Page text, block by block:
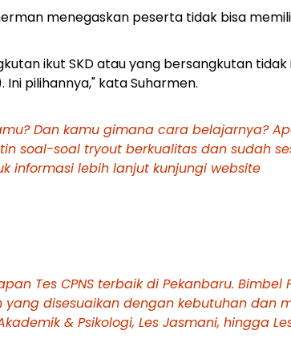
menegaskan peserta tidak bisa
ikut SKD atau yang bersangkutan tidak
pilihannya," kata Suharmen.
Dan kamu gimana cara belajarnya?
soal-soal tryout berkualitas dan sudah
informasi lebih lanjut kunjungi website
Tes CPNS terbaik di Pekanbaru. Bimbel
disesuaikan dengan kebutuhan dan
& Psikologi, Les Jasmani, hingga